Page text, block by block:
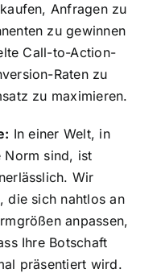
Anfragen zu
zu gewinnen
Call-to-Action-
Raten zu
zu maximieren.
In einer Welt, in
Norm sind, ist
Wir
die sich nahtlos an
anpassen,
Ihre Botschaft
präsentiert wird.